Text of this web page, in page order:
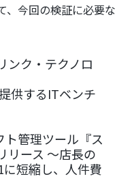
、今回の検証に必要な
ンク・テクノロ
供するITベンチ
ト管理ツール『ス
リース 〜店長の
短縮し、人件費